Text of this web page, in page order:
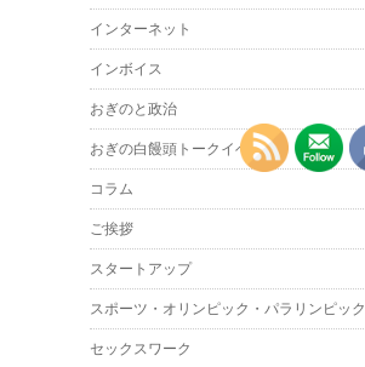
インターネット
インボイス
おぎのと政治
おぎの白饅頭トークイベント
コラム
ご挨拶
スタートアップ
スポーツ・オリンピック・パラリンピック
セックスワーク